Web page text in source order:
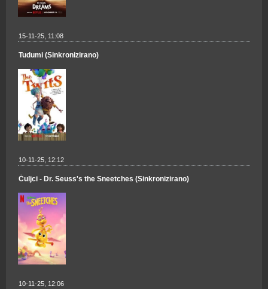
15-11-25, 11:08
Tudumi (Sinkronizirano)
10-11-25, 12:12
Čuljci - Dr. Seuss's the Sneetches (Sinkronizirano)
10-11-25, 12:06